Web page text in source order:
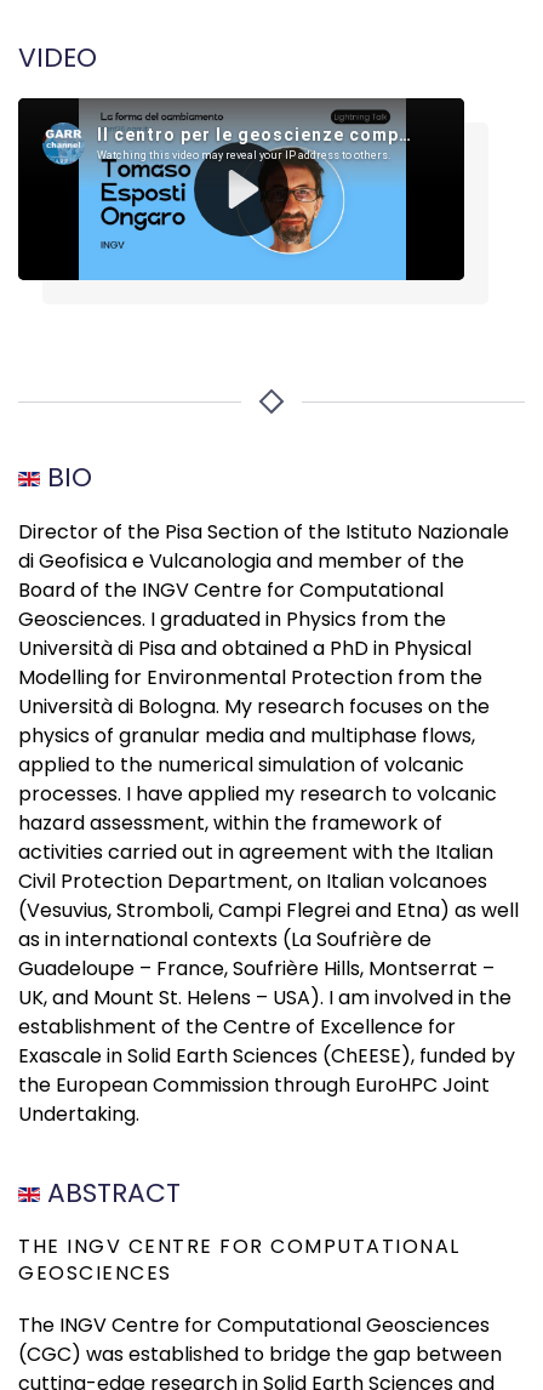
VIDEO
BIO
Director of the Pisa Section of the Istituto Nazionale
di Geofisica e Vulcanologia and member of the
Board of the INGV Centre for Computational
Geosciences. I graduated in Physics from the
Università di Pisa and obtained a PhD in Physical
Modelling for Environmental Protection from the
Università di Bologna. My research focuses on the
physics of granular media and multiphase flows,
applied to the numerical simulation of volcanic
processes. I have applied my research to volcanic
hazard assessment, within the framework of
activities carried out in agreement with the Italian
Civil Protection Department, on Italian volcanoes
(Vesuvius, Stromboli, Campi Flegrei and Etna) as well
as in international contexts (La Soufrière de
Guadeloupe – France, Soufrière Hills, Montserrat –
UK, and Mount St. Helens – USA). I am involved in the
establishment of the Centre of Excellence for
Exascale in Solid Earth Sciences (ChEESE), funded by
the European Commission through EuroHPC Joint
Undertaking.
ABSTRACT
THE INGV CENTRE FOR COMPUTATIONAL
GEOSCIENCES
The INGV Centre for Computational Geosciences
(CGC) was established to bridge the gap between
cutting-edge research in Solid Earth Sciences and